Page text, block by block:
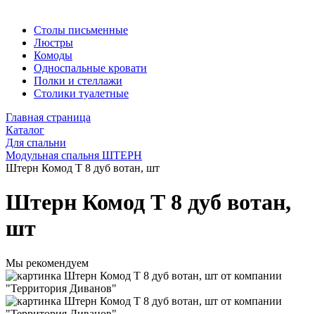
Столы письменные
Люстры
Комоды
Односпальные кровати
Полки и стеллажи
Столики туалетные
Главная страница
Каталог
Для спальни
Модульная спальня ШТЕРН
Штерн Комод Т 8 дуб вотан, шт
Штерн Комод Т 8 дуб вотан,
шт
Мы рекомендуем